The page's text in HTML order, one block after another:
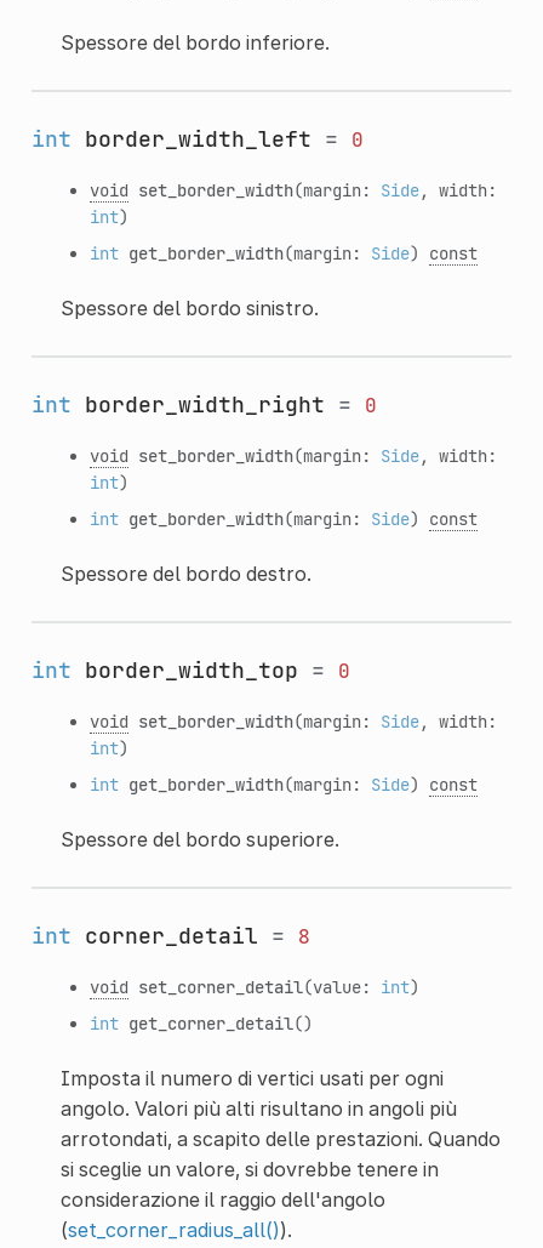
Spessore del bordo inferiore.
int border_width_left = 0
void set_border_width(margin: Side, width:
int)
int get_border_width(margin: Side) const
Spessore del bordo sinistro.
int border_width_right = 0
void set_border_width(margin: Side, width:
int)
int get_border_width(margin: Side) const
Spessore del bordo destro.
int border_width_top = 0
void set_border_width(margin: Side, width:
int)
int get_border_width(margin: Side) const
Spessore del bordo superiore.
int corner_detail = 8
void set_corner_detail(value: int)
int get_corner_detail()
Imposta il numero di vertici usati per ogni
angolo. Valori più alti risultano in angoli più
arrotondati, a scapito delle prestazioni. Quando
si sceglie un valore, si dovrebbe tenere in
considerazione il raggio dell'angolo
(set_corner_radius_all()).